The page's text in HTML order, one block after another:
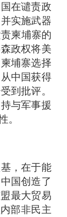
在谴责政
实施武器
柬埔寨的
政权将美
埔寨选择
中国获得
到批评。
与军事援
。
，在于能
国创造了
最大贸易
部非民主